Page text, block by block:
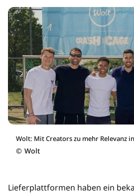
Wolt: Mit Creators zu mehr Relevanz
© Wolt
Lieferplattformen haben ein